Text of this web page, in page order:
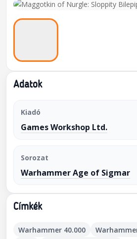
Adatok
Kiadó
Games Workshop Ltd.
Sorozat
Warhammer Age of Sigmar
Címkék
Warhammer 40.000